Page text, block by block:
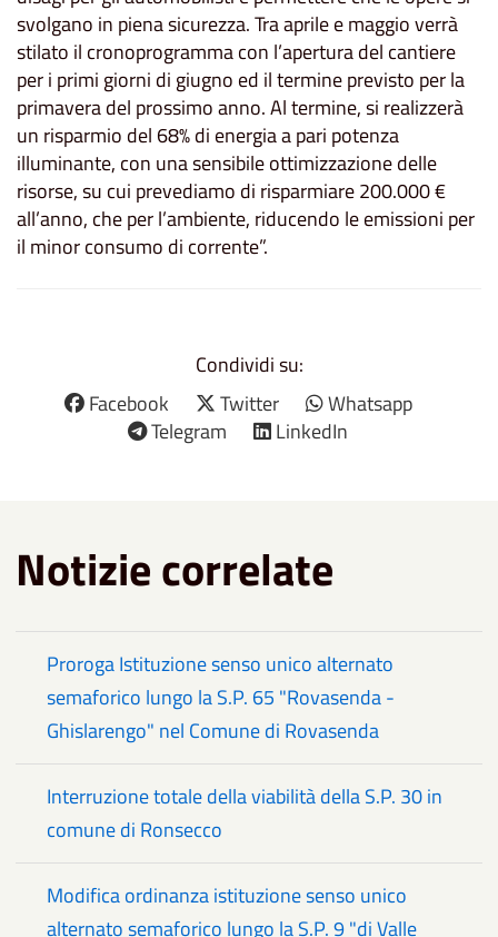
svolgano in piena sicurezza. Tra aprile e maggio verrà
stilato il cronoprogramma con l’apertura del cantiere
per i primi giorni di giugno ed il termine previsto per la
primavera del prossimo anno. Al termine, si realizzerà
un risparmio del 68% di energia a pari potenza
illuminante, con una sensibile ottimizzazione delle
risorse, su cui prevediamo di risparmiare 200.000 €
all’anno, che per l’ambiente, riducendo le emissioni per
il minor consumo di corrente”.
Condividi su:
Facebook
Twitter
Whatsapp
Telegram
LinkedIn
Notizie correlate
Proroga Istituzione senso unico alternato
semaforico lungo la S.P. 65 "Rovasenda -
Ghislarengo" nel Comune di Rovasenda
Interruzione totale della viabilità della S.P. 30 in
comune di Ronsecco
Modifica ordinanza istituzione senso unico
alternato semaforico lungo la S.P. 9 "di Valle